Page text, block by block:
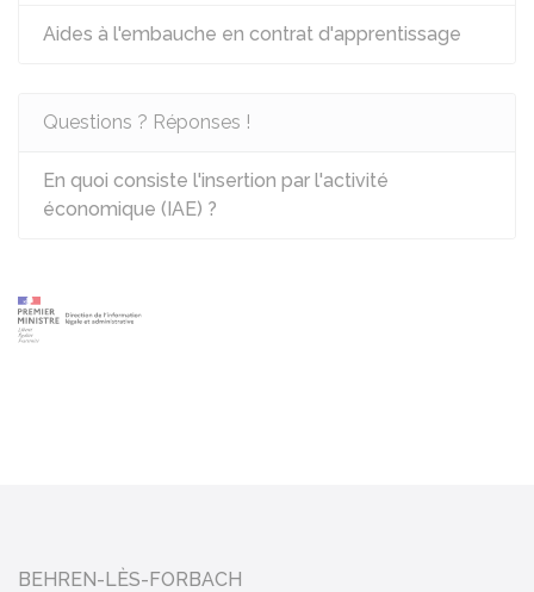
Aides à l'embauche en contrat d'apprentissage
Questions ? Réponses !
En quoi consiste l'insertion par l'activité
économique (IAE) ?
BEHREN-LÈS-FORBACH